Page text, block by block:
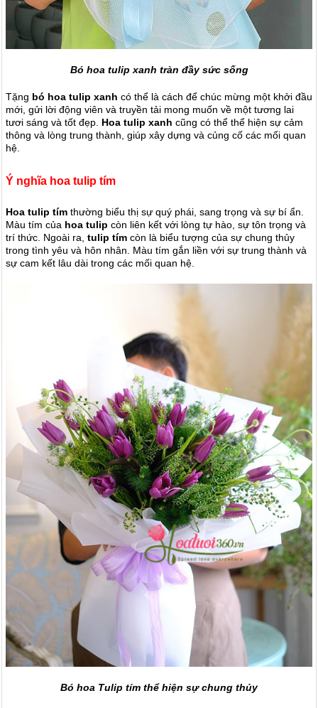
Bó hoa tulip xanh tràn đầy sức sống
Tặng bó hoa tulip xanh có thể là cách để chúc mừng một khởi đầu
mới, gửi lời động viên và truyền tải mong muốn về một tương lai
tươi sáng và tốt đẹp. Hoa tulip xanh cũng có thể thể hiện sự cảm
thông và lòng trung thành, giúp xây dựng và củng cố các mối quan
hệ.
Ý nghĩa hoa tulip tím
Hoa tulip tím thường biểu thị sự quý phái, sang trọng và sự bí ẩn.
Màu tím của hoa tulip còn liên kết với lòng tự hào, sự tôn trọng và
trí thức. Ngoài ra, tulip tím còn là biểu tượng của sự chung thủy
trong tình yêu và hôn nhân. Màu tím gắn liền với sự trung thành và
sự cam kết lâu dài trong các mối quan hệ.
Bó hoa Tulip tím thể hiện sự chung thủy